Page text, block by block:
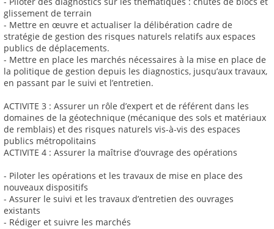
glissement de terrain
- Mettre en œuvre et actualiser la délibération cadre de
stratégie de gestion des risques naturels relatifs aux espaces
publics de déplacements.
- Mettre en place les marchés nécessaires à la mise en place de
la politique de gestion depuis les diagnostics, jusqu’aux travaux,
en passant par le suivi et l’entretien.
ACTIVITE 3 : Assurer un rôle d’expert et de référent dans les
domaines de la géotechnique (mécanique des sols et matériaux
de remblais) et des risques naturels vis-à-vis des espaces
publics métropolitains
ACTIVITE 4 : Assurer la maîtrise d’ouvrage des opérations
- Piloter les opérations et les travaux de mise en place des
nouveaux dispositifs
- Assurer le suivi et les travaux d’entretien des ouvrages
existants
- Rédiger et suivre les marchés